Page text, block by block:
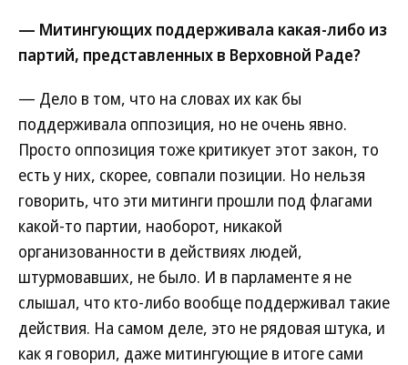
— Митингующих поддерживала какая-либо из
партий, представленных в Верховной Раде?
— Дело в том, что на словах их как бы
поддерживала оппозиция, но не очень явно.
Просто оппозиция тоже критикует этот закон, то
есть у них, скорее, совпали позиции. Но нельзя
говорить, что эти митинги прошли под флагами
какой-то партии, наоборот, никакой
организованности в действиях людей,
штурмовавших, не было. И в парламенте я не
слышал, что кто-либо вообще поддерживал такие
действия. На самом деле, это не рядовая штука, и
как я говорил, даже митингующие в итоге сами